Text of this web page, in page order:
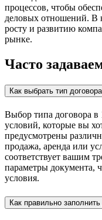
процессов, чтобы
деловых отношений. В
росту и развитию
рынке.
Часто
Как выбрать тип
Выбор типа договора в
условий, которые вы
предусмотрены
продажа, аренда или
соответствует вашим
параметры документа,
условия.
Как правильно